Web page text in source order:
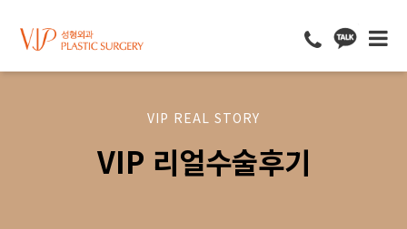
VIP REAL STORY
VIP 리얼수술후기